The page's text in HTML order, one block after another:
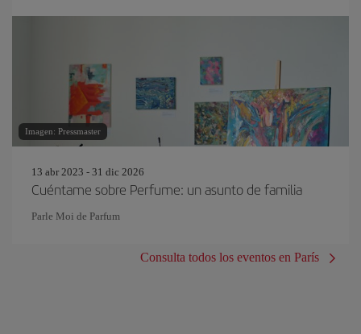
Imagen: Pressmaster
13 abr 2023 - 31 dic 2026
Cuéntame sobre Perfume: un asunto de familia
Parle Moi de Parfum
Consulta todos los eventos en París